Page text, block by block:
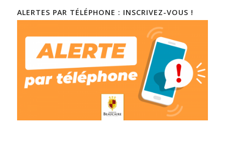
ALERTES PAR TÉLÉPHONE : INSCRIVEZ-VOUS !